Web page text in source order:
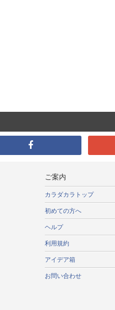
ご案内
カラダカラトップ
初めての方へ
ヘルプ
利用規約
アイデア箱
お問い合わせ